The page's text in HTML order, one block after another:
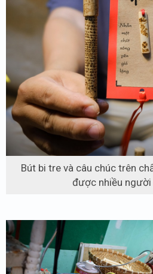
Bút bi tre và câu chúc trên
được nhiều người